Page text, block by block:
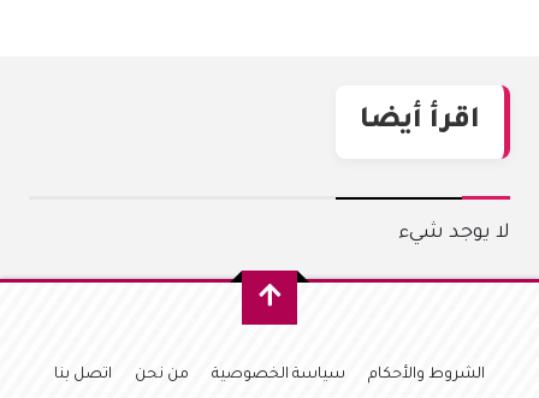
اقرأ أيضا
لا يوجد شيء
الشروط والأحكام سياسة الخصوصية من نحن اتصل بنا